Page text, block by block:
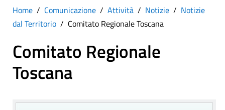
Home Comunicazione Attività Notizie
Notizie
dal Territorio
Comitato Regionale Toscana
Comitato Regionale
Toscana